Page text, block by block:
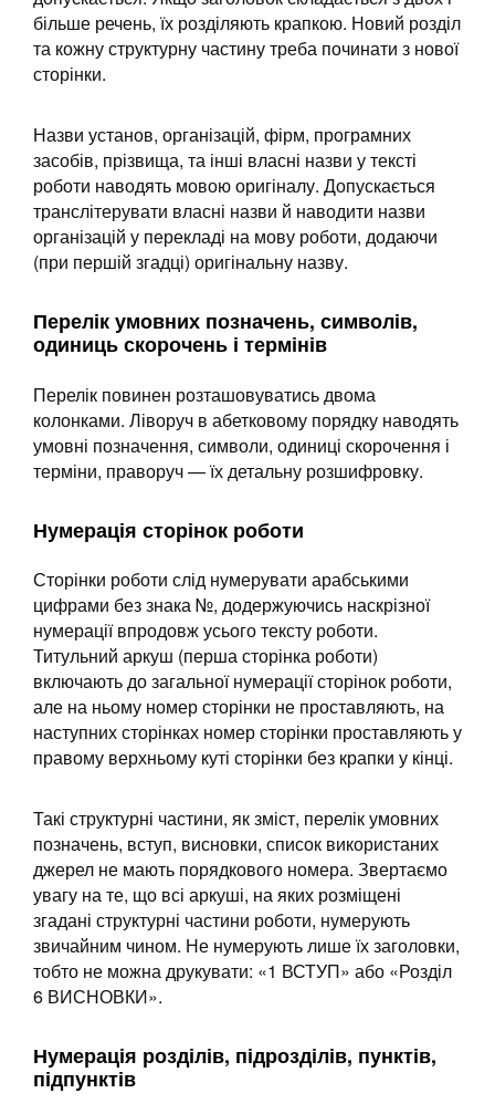
більше речень, їх розділяють крапкою. Новий розділ
та кожну структурну частину треба починати з нової
сторінки.
Назви установ, організацій, фірм, програмних
засобів, прізвища, та інші власні назви у тексті
роботи наводять мовою оригіналу. Допускається
транслітерувати власні назви й наводити назви
організацій у перекладі на мову роботи, додаючи
(при першій згадці) оригінальну назву.
Перелік умовних позначень, символів,
одиниць скорочень і термінів
Перелік повинен розташовуватись двома
колонками. Ліворуч в абетковому порядку наводять
умовні позначення, символи, одиниці скорочення і
терміни, праворуч — їх детальну розшифровку.
Нумерація сторінок роботи
Сторінки роботи слід нумерувати арабськими
цифрами без знака №, додержуючись наскрізної
нумерації впродовж усього тексту роботи.
Титульний аркуш (перша сторінка роботи)
включають до загальної нумерації сторінок роботи,
але на ньому номер сторінки не проставляють, на
наступних сторінках номер сторінки проставляють у
правому верхньому куті сторінки без крапки у кінці.
Такі структурні частини, як зміст, перелік умовних
позначень, вступ, висновки, список використаних
джерел не мають порядкового номера. Звертаємо
увагу на те, що всі аркуші, на яких розміщені
згадані структурні частини роботи, нумерують
звичайним чином. Не нумерують лише їх заголовки,
тобто не можна друкувати: «1 ВСТУП» або «Розділ
6 ВИСНОВКИ».
Нумерація розділів, підрозділів, пунктів,
підпунктів